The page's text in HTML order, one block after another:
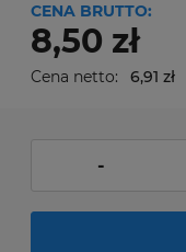
CENA BRUTTO:
8,50 zł
Cena netto: 6,91 zł
-